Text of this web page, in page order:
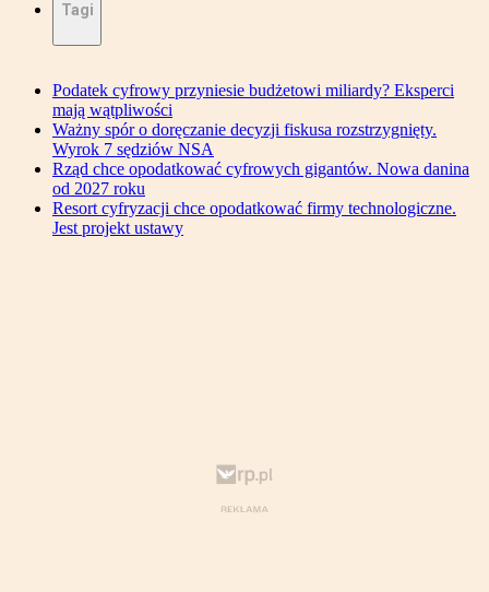
Tagi
Podatek cyfrowy przyniesie budżetowi miliardy? Eksperci
mają wątpliwości
Ważny spór o doręczanie decyzji fiskusa rozstrzygnięty.
Wyrok 7 sędziów NSA
Rząd chce opodatkować cyfrowych gigantów. Nowa danina
od 2027 roku
Resort cyfryzacji chce opodatkować firmy technologiczne.
Jest projekt ustawy